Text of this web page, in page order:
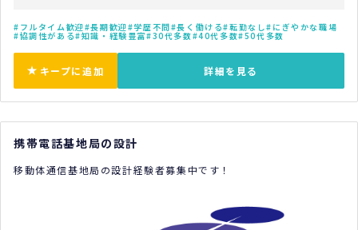
フルタイム歓迎 長期歓迎 学歴不問 長く働ける 転勤なし にぎやかな職場
協調性がある 知識・経験豊富 30代多数 40代多数 50代多数
キープに追加 詳細を見る
携帯電話基地局の設計
移動体通信基地局の設計経験者募集中です！